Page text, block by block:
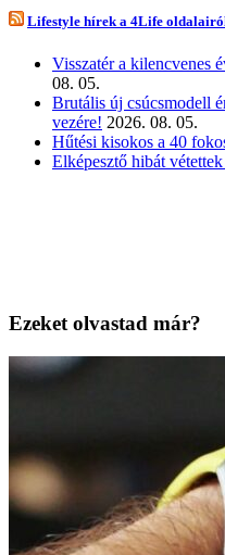
Lifestyle hírek a 4Life
Visszatér a kilencvenes
08. 05.
Brutális új csúcsmodell
vezére! 2026. 08. 05.
Hűtési kisokos a 40
Elképesztő hibát
Ezeket olvastad már?